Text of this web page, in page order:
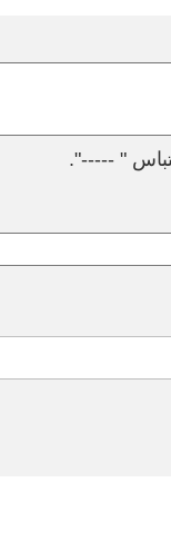
" -----".